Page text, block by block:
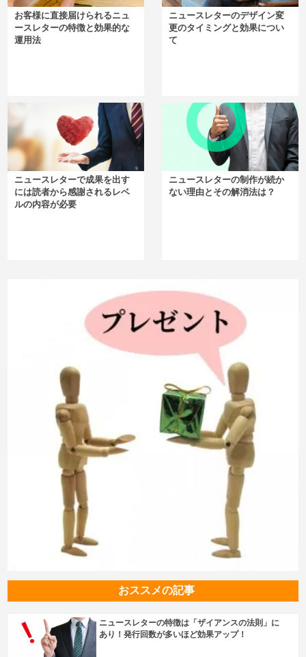
お客様に直接届けられるニュ
ースレターの特徴と効果的な
運用法
ニュースレターのデザイン変
更のタイミングと効果につい
て
ニュースレターで成果を出す
には読者から感謝されるレベ
ルの内容が必要
ニュースレターの制作が続か
ない理由とその解消法は？
おススメの記事
ニュースレターの特徴は「ザイアンスの法則」に
あり！発行回数が多いほど効果アップ！